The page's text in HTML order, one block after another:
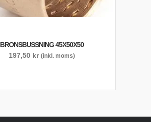
BRONSBUSSNING 45X50X50
197,50 kr (inkl. moms)